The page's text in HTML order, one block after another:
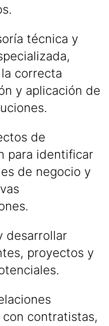
técnica y
correcta
y aplicación de
de
para identificar
de negocio y
desarrollar
proyectos y
contratistas,